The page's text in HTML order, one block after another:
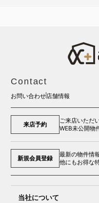
Contact
お問い合わせ 店舗情報
来店予約
ご来店いただ
WEB未公開物
新規会員登録
最新の物件情
他にもお得な
当社について